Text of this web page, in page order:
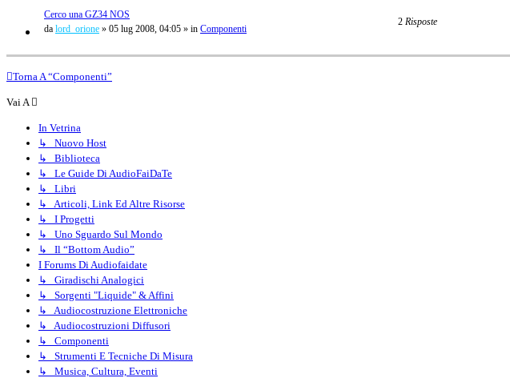
Cerco una GZ34 NOS
da lord_orione » 05 lug 2008, 04:05 » in Componenti
2 Risposte
Torna A “Componenti”
Vai A
In Vetrina
↳ Nuovo Host
↳ Biblioteca
↳ Le Guide Di AudioFaiDaTe
↳ Libri
↳ Articoli, Link Ed Altre Risorse
↳ I Progetti
↳ Uno Sguardo Sul Mondo
↳ Il “Bottom Audio”
I Forums Di Audiofaidate
↳ Giradischi Analogici
↳ Sorgenti "liquide" & Affini
↳ Audiocostruzione Elettroniche
↳ Audiocostruzioni Diffusori
↳ Componenti
↳ Strumenti E Tecniche Di Misura
↳ Musica, Cultura, Eventi